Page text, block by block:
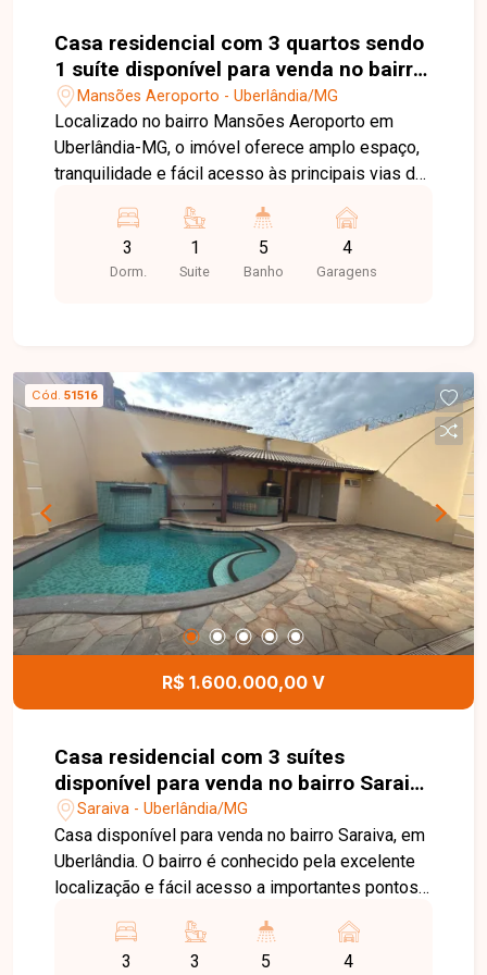
contato e agende sua visita para conhecer este
imóvel.
Casa residencial com 3 quartos sendo
1 suíte disponível para venda no bairro
Mansões Aeroporto em Uberlândia-MG
Mansões Aeroporto - Uberlândia/MG
Localizado no bairro Mansões Aeroporto em
Uberlândia-MG, o imóvel oferece amplo espaço,
tranquilidade e fácil acesso às principais vias da
m², com área construída de 237 m². A casa é
composta por sala em 2 ambientes, 3 quartos
banheiros, proporcionando um excelente espaço
para convivência e lazer. Entre em contato com a
equipe da Delta Imóveis e agende sua visita para
conhecer essa oportunidade.
3
Dorm.
1
Suite
5
Banho
4
Garagens
Cód. 51516
R$ 1.600.000,00 V
Casa residencial com 3 suítes
disponível para venda no bairro Saraiva
em Uberlândia-MG
Saraiva - Uberlândia/MG
Casa disponível para venda no bairro Saraiva, em
Uberlândia. O bairro é conhecido pela excelente
localização e fácil acesso a importantes pontos
completa com supermercados, escolas,
farmácias, restaurantes e diversos serviços,
3 3 5 4